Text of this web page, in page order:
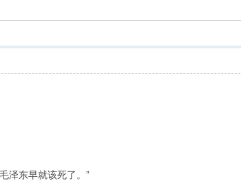
泽东早就该死了。”